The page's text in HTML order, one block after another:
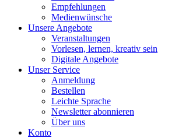
Empfehlungen
Medienwünsche
Unsere Angebote
Veranstaltungen
Vorlesen, lernen, kreativ sein
Digitale Angebote
Unser Service
Anmeldung
Bestellen
Leichte Sprache
Newsletter abonnieren
Über uns
Konto